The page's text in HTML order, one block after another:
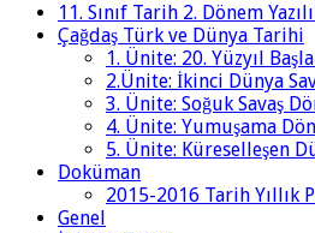
11. Sınıf Tarih 2. Dönem
Çağdaş Türk ve Dünya Tarihi
1. Ünite: 20. Yüzyıl
2.Ünite: İkinci Dünya
3. Ünite: Soğuk Savaş
4. Ünite: Yumuşama
5. Ünite: Küreselleşen
Doküman
2015-2016 Tarih Yıllık
Genel